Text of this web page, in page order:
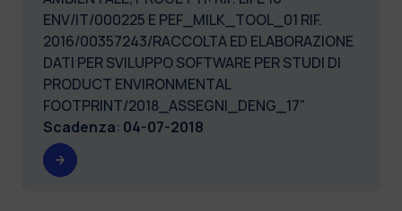
ENV/IT/000225 E PEF_MILK_TOOL_01 RIF.
2016/00357243/RACCOLTA ED ELABORAZIONE
DATI PER SVILUPPO SOFTWARE PER STUDI DI
PRODUCT ENVIRONMENTAL
FOOTPRINT/2018_ASSEGNI_DENG_17”
Scadenza: 04-07-2018